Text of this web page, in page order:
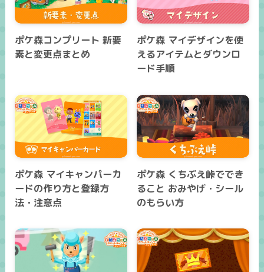
ポケ森コンプリート 新要
素と変更点まとめ
ポケ森 マイデザインを使
えるアイテムとダウンロ
ード手順
ポケ森 マイキャンパーカ
ードの作り方と登録方
法・注意点
ポケ森 くちぶえ峠ででき
ること おみやげ・シール
のもらい方